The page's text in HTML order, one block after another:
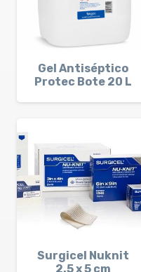
Gel Antiséptico
Protec Bote 20 L
Surgicel Nuknit
2.5 x 5 cm